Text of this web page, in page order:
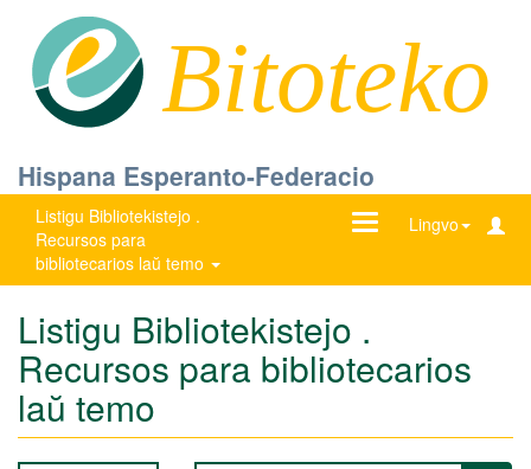
Bitoteko
Hispana Esperanto-Federacio
Listigu Bibliotekistejo .
Recursos para
bibliotecarios laŭ temo
Lingvo
Ŝanĝu
Listigu Bibliotekistejo .
Recursos para bibliotecarios
laŭ temo